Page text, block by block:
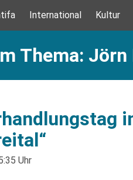
International Kultur
Thema: Jörn
Uhr